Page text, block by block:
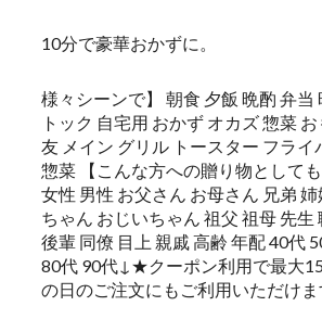
10分で豪華おかずに。
様々シーンで】 朝食 夕飯 晩酌 弁当
トック 自宅用 おかず オカズ 惣菜
友 メイン グリル トースター フライ
惣菜 【こんな方への贈り物としても
女性 男性 お父さん お母さん 兄弟
ちゃん おじいちゃん 祖父 祖母 先生
後輩 同僚 目上 親戚 高齢 年配 40代
80代 90代↓★クーポン利用で最大
の日のご注文にもご利用いただけ